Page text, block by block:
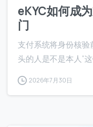
eKYC如何成
门
支付系统将身份核验
头的人是不是本人”
2026年7月30日